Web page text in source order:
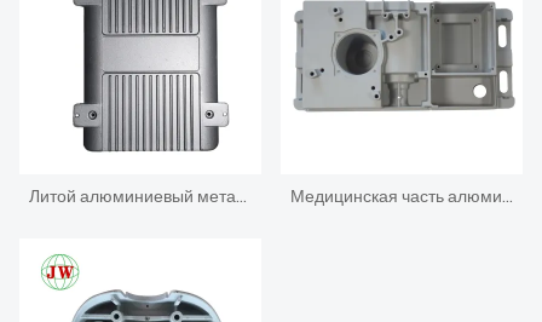
Литой алюминиевый металлический кронштейн Медицинская часть алюминиевого литья под давлением